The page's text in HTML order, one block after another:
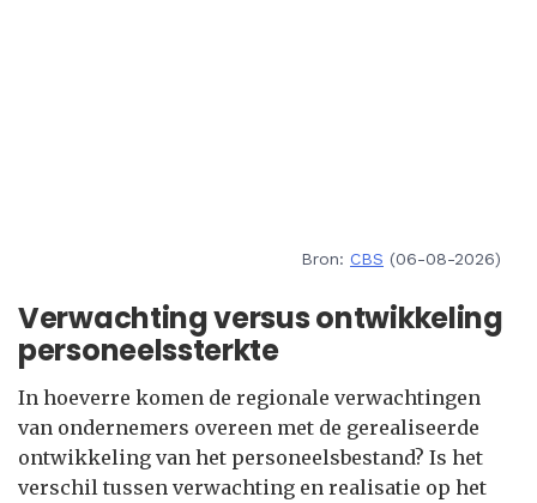
Bron: CBS (06-08-2026)
Verwachting versus ontwikkeling
personeelssterkte
In hoeverre komen de regionale verwachtingen
van ondernemers overeen met de gerealiseerde
ontwikkeling van het personeelsbestand? Is het
verschil tussen verwachting en realisatie op het